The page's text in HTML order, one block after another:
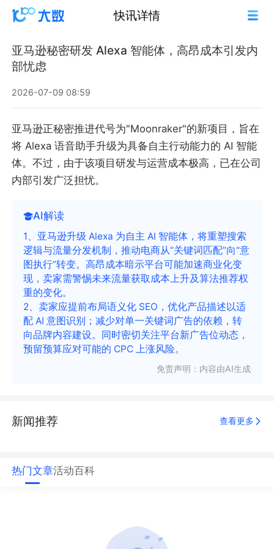
快讯详情
亚马逊秘密研发 Alexa 智能体，高昂成本引发内
部忧虑
2026-07-09 08:59
亚马逊正秘密推进代号为"Moonraker"的新项目，旨在
将 Alexa 语音助手升级为具备自主行动能力的 AI 智能
体。不过，由于该项目研发与运营成本极高，已在公司
内部引发广泛担忧。
AI解读
1、亚马逊升级 Alexa 为自主 AI 智能体，将重塑搜索
逻辑与流量分发机制，推动电商从“关键词匹配”向“意
图执行”转变。高昂成本暗示平台可能加速商业化变
现，卖家需警惕未来流量获取成本上升及算法推荐权
重的变化。
2、卖家应提前布局语义化 SEO，优化产品描述以适
配 AI 意图识别；减少对单一关键词广告的依赖，转
向品牌内容建设。同时密切关注平台新广告位动态，
预留预算应对可能的 CPC 上涨风险。
免责声明：内容由AI生成
新闻推荐 查看更多
热门文章活动百科